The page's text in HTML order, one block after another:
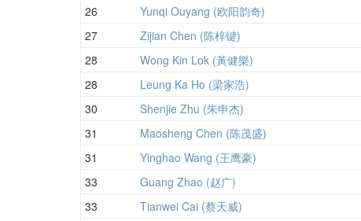
26 Yunqi Ouyang (欧阳韵奇)
27 Zijian Chen (陈梓键)
28 Wong Kin Lok (黃健樂)
28 Leung Ka Ho (梁家浩)
30 Shenjie Zhu (朱申杰)
31 Maosheng Chen (陈茂盛)
31 Yinghao Wang (王鹰豪)
33 Guang Zhao (赵广)
33 Tianwei Cai (蔡天威)